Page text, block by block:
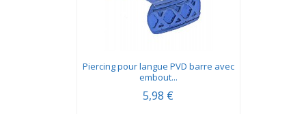
Piercing pour langue PVD barre avec
embout...
5,98 €